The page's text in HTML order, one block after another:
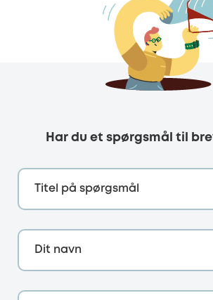
Har du et spørgsmål til
Titel på spørgsmål
Dit navn